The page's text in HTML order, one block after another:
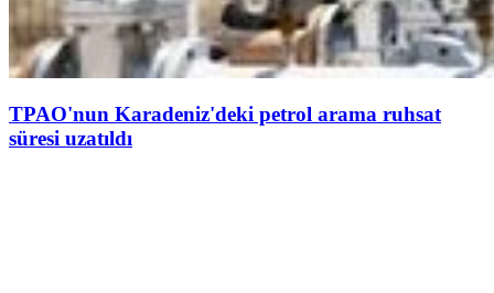
TPAO'nun Karadeniz'deki petrol arama ruhsat
süresi uzatıldı